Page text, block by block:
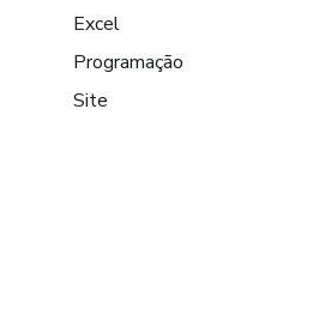
Excel
Programação
Site